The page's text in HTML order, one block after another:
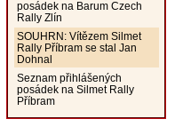
posádek na Barum Czech
Rally Zlín
SOUHRN: Vítězem Silmet
Rally Příbram se stal Jan
Dohnal
Seznam přihlášených
posádek na Silmet Rally
Příbram